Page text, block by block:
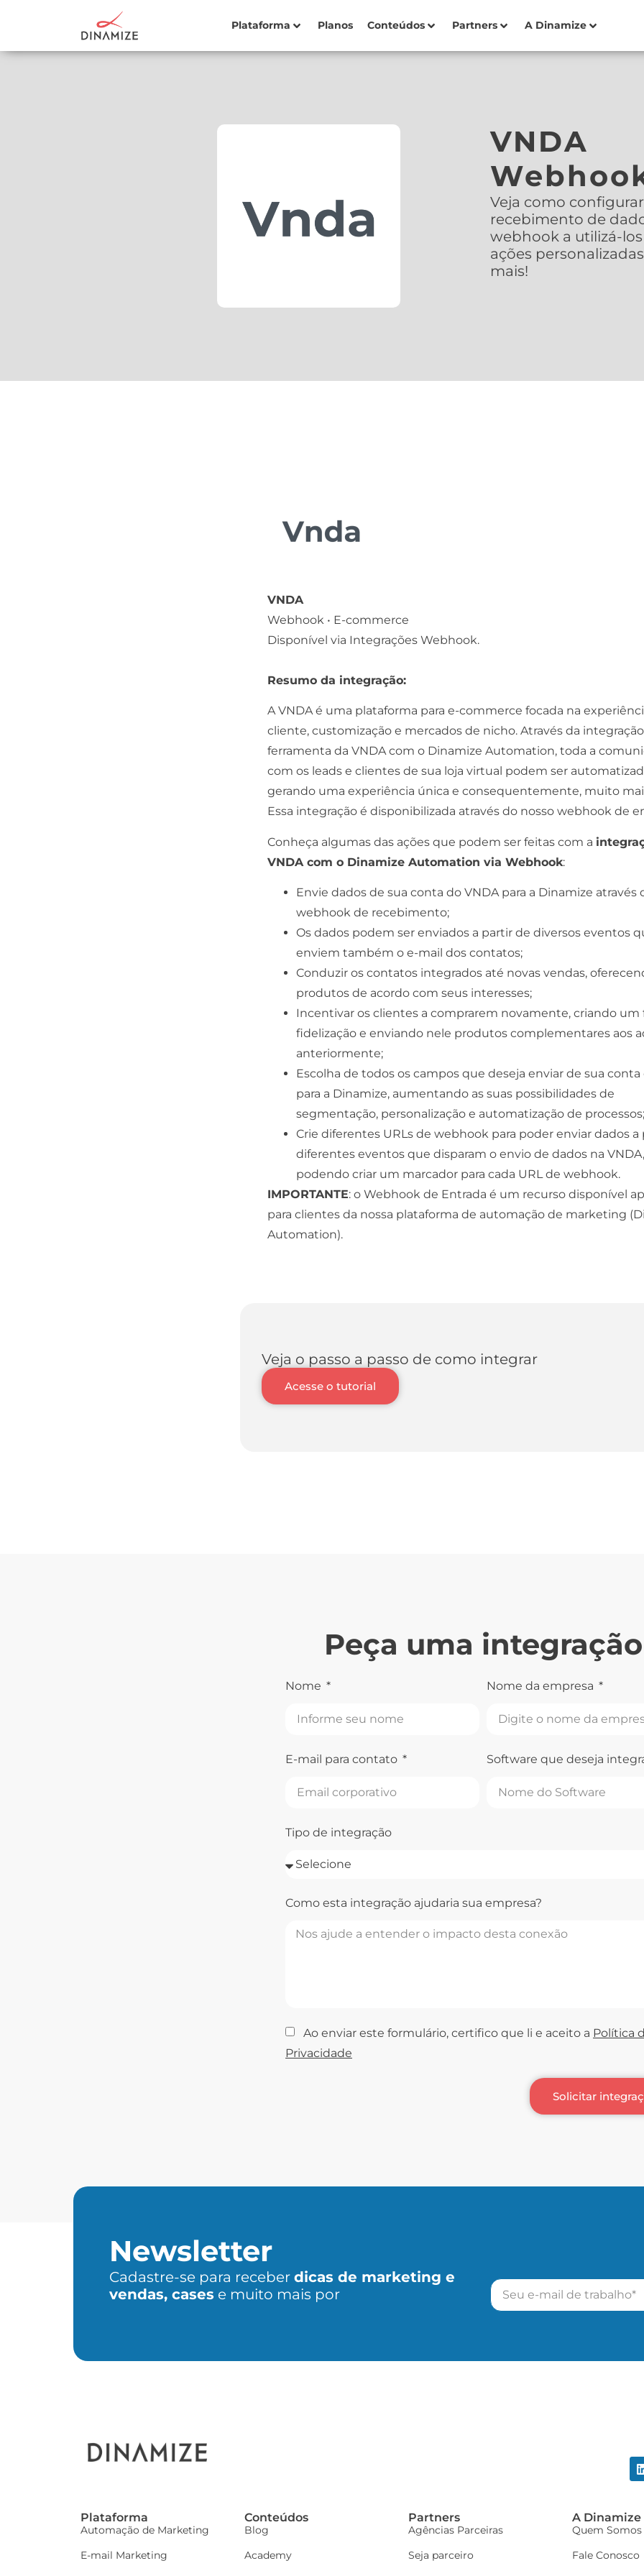
Plataforma Planos Conteúdos Partners A Dinamize
VNDA
Veja como
recebimento de
webhook a utilizá-
ações
mais!
VNDA
Webhook • E-commerce
Disponível via Integrações Webhook.
Resumo da integração:
A VNDA é uma plataforma para e-commerce focada na
cliente, customização e mercados de nicho. Através da
ferramenta da VNDA com o Dinamize Automation, toda a
com os leads e clientes de sua loja virtual podem ser
gerando uma experiência única e consequentemente, muito
Essa integração é disponibilizada através do nosso webhook de
Conheça algumas das ações que podem ser feitas com a
VNDA com o Dinamize Automation via Webhook:
Envie dados de sua conta do VNDA para a Dinamize através
webhook de recebimento;
Os dados podem ser enviados a partir de diversos eventos
enviem também o e-mail dos contatos;
Conduzir os contatos integrados até novas vendas,
produtos de acordo com seus interesses;
Incentivar os clientes a comprarem novamente, criando um
fidelização e enviando nele produtos complementares aos
anteriormente;
Escolha de todos os campos que deseja enviar de sua conta
para a Dinamize, aumentando as suas possibilidades de
segmentação, personalização e automatização de processos;
Crie diferentes URLs de webhook para poder enviar dados a
diferentes eventos que disparam o envio de dados na VNDA,
podendo criar um marcador para cada URL de webhook.
IMPORTANTE: o Webhook de Entrada é um recurso disponível
para clientes da nossa plataforma de automação de marketing
Automation).
Veja o passo a passo de como integrar
Acesse o tutorial
Peça uma integração
Nome Nome da empresa
E-mail para contato Software que deseja
Tipo de integração
Como esta integração ajudaria sua empresa?
Ao enviar este formulário, certifico que li e aceito a Política
Privacidade
Solicitar
Newsletter
Cadastre-se para receber dicas de marketing e
vendas, cases e muito mais por
Plataforma
Automação de Marketing
E-mail Marketing
Conteúdos
Blog
Academy
Partners
Agências Parceiras
Seja parceiro
A Dinamize
Quem Somos
Fale Conosco